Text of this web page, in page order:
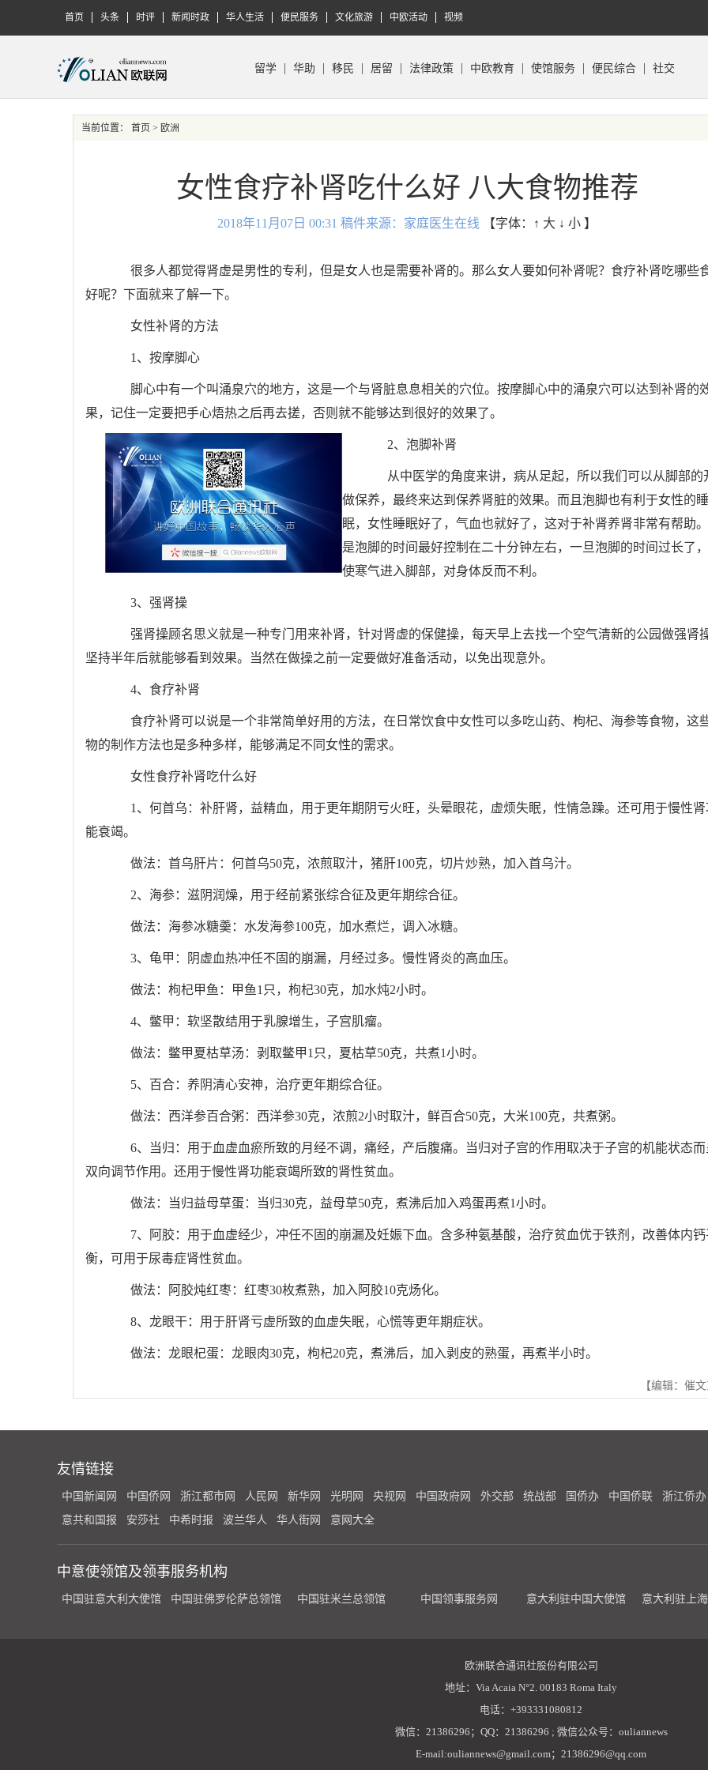
首页 头条 时评 新闻时政 华人生活 便民服务 文化旅游 中欧活动 视频
留学 华助 移民 居留 法律政策 中欧教育 使馆服务 便民综合 社交
当前位置： 首页 > 欧洲
女性食疗补肾吃什么好 八大食物推荐
2018年11月07日 00:31 稿件来源：家庭医生在线 【字体： ↑ 大 ↓ 小 】
很多人都觉得肾虚是男性的专利，但是女人也是需要补肾的。那么女人要如何补肾呢？食疗补肾吃哪些
好呢？下面就来了解一下。
女性补肾的方法
1、按摩脚心
脚心中有一个叫涌泉穴的地方，这是一个与肾脏息息相关的穴位。按摩脚心中的涌泉穴可以达到补肾的
果，记住一定要把手心焐热之后再去搓，否则就不能够达到很好的效果了。
2、泡脚补肾
从中医学的角度来讲，病从足起，所以我们可以从脚部的
做保养，最终来达到保养肾脏的效果。而且泡脚也有利于女性的睡
眠，女性睡眠好了，气血也就好了，这对于补肾养肾非常有帮助
是泡脚的时间最好控制在二十分钟左右，一旦泡脚的时间过长了
使寒气进入脚部，对身体反而不利。
3、强肾操
强肾操顾名思义就是一种专门用来补肾，针对肾虚的保健操，每天早上去找一个空气清新的公园做强肾
坚持半年后就能够看到效果。当然在做操之前一定要做好准备活动，以免出现意外。
4、食疗补肾
食疗补肾可以说是一个非常简单好用的方法，在日常饮食中女性可以多吃山药、枸杞、海参等食物，这
物的制作方法也是多种多样，能够满足不同女性的需求。
女性食疗补肾吃什么好
1、何首乌：补肝肾，益精血，用于更年期阴亏火旺，头晕眼花，虚烦失眠，性情急躁。还可用于慢性肾
能衰竭。
做法：首乌肝片：何首乌50克，浓煎取汁，猪肝100克，切片炒熟，加入首乌汁。
2、海参：滋阴润燥，用于经前紧张综合征及更年期综合征。
做法：海参冰糖羮：水发海参100克，加水煮烂，调入冰糖。
3、龟甲：阴虚血热冲任不固的崩漏，月经过多。慢性肾炎的高血压。
做法：枸杞甲鱼：甲鱼1只，枸杞30克，加水炖2小时。
4、鳖甲：软坚散结用于乳腺增生，子宫肌瘤。
做法：鳖甲夏枯草汤：剥取鳖甲1只，夏枯草50克，共煮1小时。
5、百合：养阴清心安神，治疗更年期综合征。
做法：西洋参百合粥：西洋参30克，浓煎2小时取汁，鲜百合50克，大米100克，共煮粥。
6、当归：用于血虚血瘀所致的月经不调，痛经，产后腹痛。当归对子宫的作用取决于子宫的机能状态而
双向调节作用。还用于慢性肾功能衰竭所致的肾性贫血。
做法：当归益母草蛋：当归30克，益母草50克，煮沸后加入鸡蛋再煮1小时。
7、阿胶：用于血虚经少，冲任不固的崩漏及妊娠下血。含多种氨基酸，治疗贫血优于铁剂，改善体内钙
衡，可用于尿毒症肾性贫血。
做法：阿胶炖红枣：红枣30枚煮熟，加入阿胶10克炀化。
8、龙眼干：用于肝肾亏虚所致的血虚失眠，心慌等更年期症状。
做法：龙眼杞蛋：龙眼肉30克，枸杞20克，煮沸后，加入剥皮的熟蛋，再煮半小时。
【编辑：催
友情链接
中国新闻网 中国侨网 浙江都市网 人民网 新华网 光明网 央视网 中国政府网 外交部 统战部 国侨办 中国侨联
浙江侨办
意共和国报
安莎社 中希时报 波兰华人 华人街网 意网大全
中意使领馆及领事服务机构
中国驻意大利大使馆 中国驻佛罗伦萨总领馆 中国驻米兰总领馆 中国领事服务网 意大利驻中国大使馆 意大利驻上
欧洲联合通讯社股份有限公司
地址：Via Acaia N°2. 00183 Roma Italy
电话：+393331080812
微信：21386296；QQ：21386296 ; 微信公众号：ouliannews
E-mail:ouliannews@gmail.com；21386296@qq.com